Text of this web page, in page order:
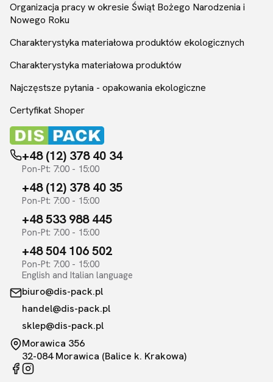
+48 (12) 378 40 34
Pon-Pt: 7:00 - 15:00
+48 (12) 378 40 35
Pon-Pt: 7:00 - 15:00
+48 533 988 445
Pon-Pt: 7:00 - 15:00
+48 504 106 502
Pon-Pt: 7:00 - 15:00
English and Italian language
biuro@dis-pack.pl
handel@dis-pack.pl
sklep@dis-pack.pl
Morawica 356
32-084 Morawica (Balice k. Krakowa)
Organizacja pracy w okresie Świąt Bożego Narodzenia i
Nowego Roku
Charakterystyka materiałowa produktów ekologicznych
Charakterystyka materiałowa produktów
Najczęstsze pytania - opakowania ekologiczne
Certyfikat Shoper